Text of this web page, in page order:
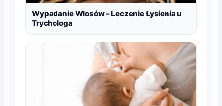
Wypadanie Włosów – Leczenie Łysienia u
Trychologa